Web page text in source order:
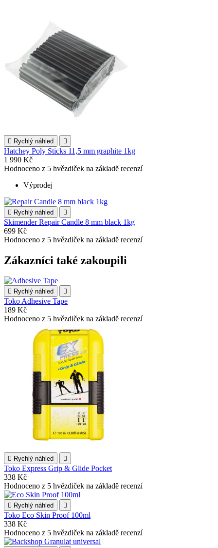
 Rychlý náhled 
Hatchey Poly Sticks 11,5 mm graphite 1kg
1 990 Kč
Hodnoceno z 5 hvězdiček na základě recenzí
Výprodej
 Rychlý náhled 
Skimender Repair Candle 8 mm black 1kg
699 Kč
Hodnoceno z 5 hvězdiček na základě recenzí
Zákazníci také zakoupili
 Rychlý náhled 
Toko Adhesive Tape
189 Kč
Hodnoceno z 5 hvězdiček na základě recenzí
 Rychlý náhled 
Toko Express Grip & Glide Pocket
338 Kč
Hodnoceno z 5 hvězdiček na základě recenzí
 Rychlý náhled 
Toko Eco Skin Proof 100ml
338 Kč
Hodnoceno z 5 hvězdiček na základě recenzí